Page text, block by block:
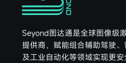
Seyond图达通是全球图像级
提供商，赋能组合辅助驾驶
及工业自动化等领域实现更